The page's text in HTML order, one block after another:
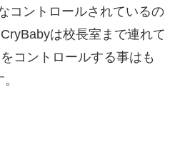
コントロールされているの
CryBabyは校長室まで連れて
コントロールする事はも